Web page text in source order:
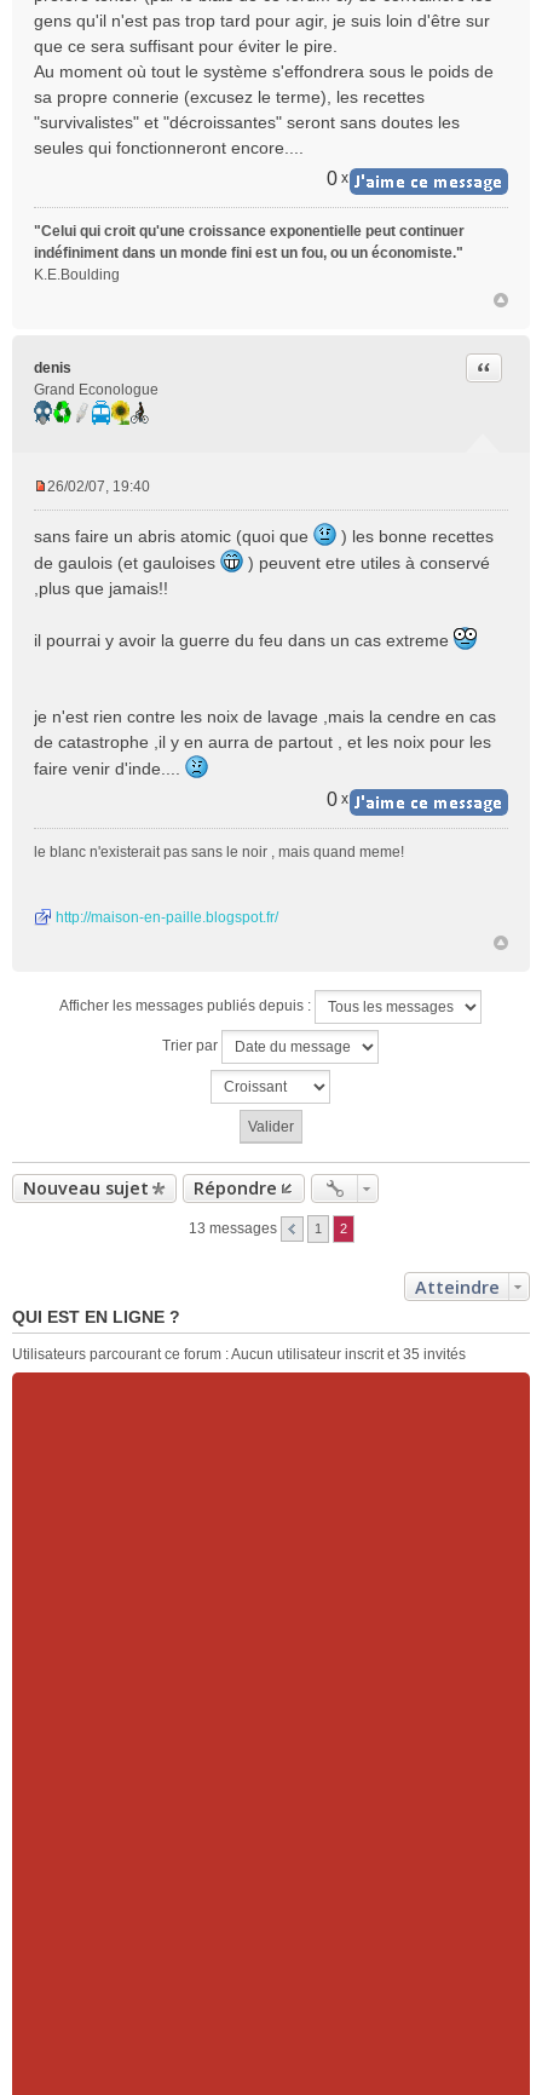
gens qu'il n'est pas trop tard pour agir, je suis loin d'être sur
que ce sera suffisant pour éviter le pire.
Au moment où tout le système s'effondrera sous le poids de
sa propre connerie (excusez le terme), les recettes
"survivalistes" et "décroissantes" seront sans doutes les
seules qui fonctionneront encore....
0 x
"Celui qui croit qu'une croissance exponentielle peut continuer
indéfiniment dans un monde fini est un fou, ou un économiste."
K.E.Boulding
denis
Grand Econologue
Citer
s
s
a
n
u
26/02/07, 19:40
sans faire un abris atomic (quoi que
) les bonne recettes
de gaulois (et gauloises
) peuvent etre utiles à conservé
,plus que jamais!!
il pourrai y avoir la guerre du feu dans un cas extreme
je n'est rien contre les noix de lavage ,mais la cendre en cas
de catastrophe ,il y en aurra de partout , et les noix pour les
faire venir d'inde....
0 x
le blanc n'existerait pas sans le noir , mais quand meme!
http://maison-en-paille.blogspot.fr/
Afficher les messages publiés depuis :
Trier par
Nouveau sujet Répondre
13 messages 1 2
Atteindre
QUI EST EN LIGNE ?
Utilisateurs parcourant ce forum : Aucun utilisateur inscrit et 35 invités